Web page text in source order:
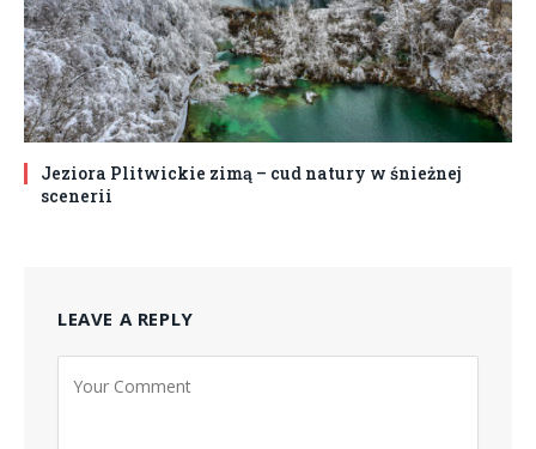
Jeziora Plitwickie zimą – cud natury w śnieżnej
scenerii
LEAVE A REPLY